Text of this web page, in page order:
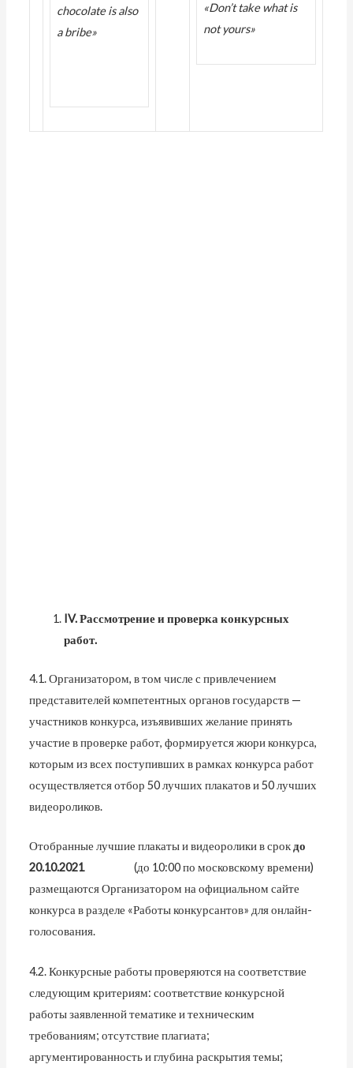
chocolate is also
a bribe»
«Don’t take what is
not yours»
IV. Рассмотрение и проверка конкурсных
работ.
4.1. Организатором, в том числе с привлечением
представителей компетентных органов государств —
участников конкурса, изъявивших желание принять
участие в проверке работ, формируется жюри конкурса,
которым из всех поступивших в рамках конкурса работ
осуществляется отбор 50 лучших плакатов и 50 лучших
видеороликов.
Отобранные лучшие плакаты и видеоролики в срок до
20.10.2021
(до 10:00 по московскому времени)
размещаются Организатором на официальном сайте
конкурса в разделе «Работы конкурсантов» для онлайн-
голосования.
4.2. Конкурсные работы проверяются на соответствие
следующим критериям: соответствие конкурсной
работы заявленной тематике и техническим
требованиям; отсутствие плагиата;
аргументированность и глубина раскрытия темы;